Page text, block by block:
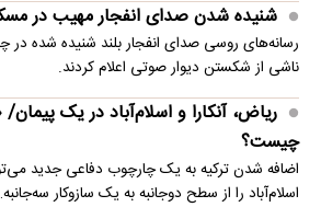
شنیده شدن صدای انفجار مهیب در
رسانه‌های روسی صدای انفجار بلند شنیده شده در
ناشی از شکستن دیوار صوتی اعلام کردند.
ریاض، آنکارا و اسلام‌آباد در یک
چیست؟
اضافه شدن ترکیه به یک چارچوب دفاعی جدید
اسلام‌آباد را از سطح دوجانبه به یک سازوکار